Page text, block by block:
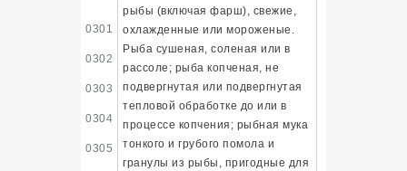
0301
0302
0303
0304
0305
рыбы (включая фарш), свежие,
охлажденные или мороженые.
Рыба сушеная, соленая или в
рассоле; рыба копченая, не
подвергнутая или подвергнутая
тепловой обработке до или в
процессе копчения; рыбная мука
тонкого и грубого помола и
гранулы из рыбы, пригодные для